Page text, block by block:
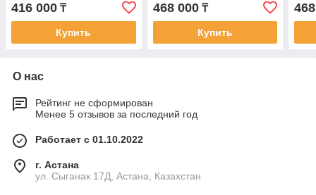
416 000 ₸
Купить
468 000₸
Купить
О нас
Рейтинг не сформирован
Менее 5 отзывов за последний год
Работает с 01.10.2022
г. Астана
ул. Сыганак 17Д, Астана, Казахстан